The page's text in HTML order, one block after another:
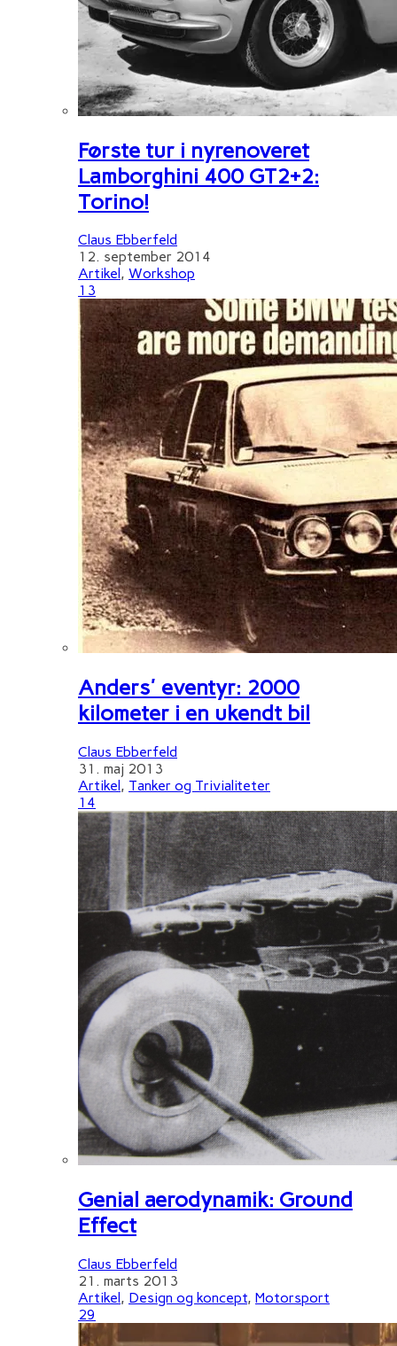
Første tur i nyrenoveret
Lamborghini 400 GT2+2:
Torino!
Claus Ebberfeld
12. september 2014
Artikel , Workshop
13
Anders' eventyr: 2000
kilometer i en ukendt bil
Claus Ebberfeld
31. maj 2013
Artikel , Tanker og Trivialiteter
14
Genial aerodynamik: Ground
Effect
Claus Ebberfeld
21. marts 2013
Artikel, Design og koncept, Motorsport
29